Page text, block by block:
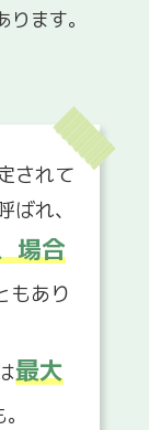
ます。
されて
ばれ、
場合
もあり
最大